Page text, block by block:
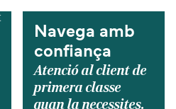
Navega amb
confiança
Atenció al client de
primera classe
quan la necessites.